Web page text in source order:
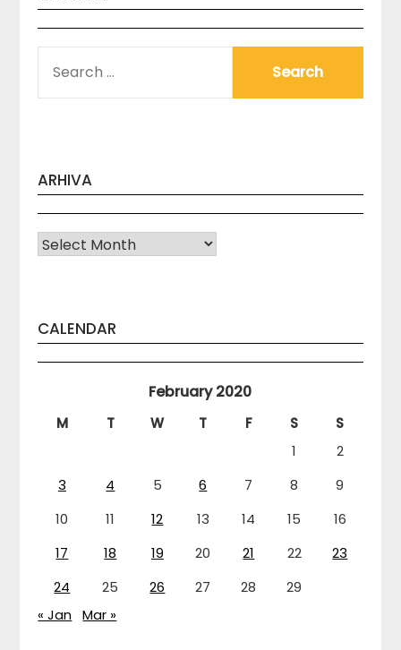
FOR:
ARHIVA
Arhiva
CALENDAR
February 2020
M T W T F S
S
1
2
3
4 5 6 7 8
9
10
11 12 13 14 15
16
17
18 19 20 21 22
23
24
25 26 27 28
29
« Jan Mar »